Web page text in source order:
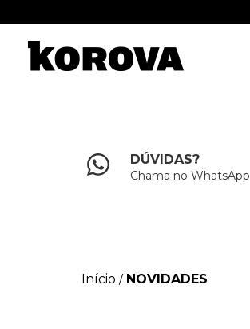
DÚVIDAS?
Chama no WhatsApp
Início / NOVIDADES